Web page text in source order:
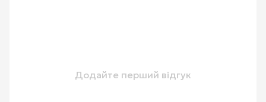
Додайте перший відгук